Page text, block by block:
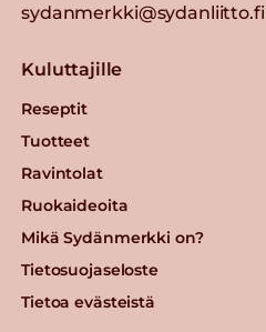
sydanmerkki@sydanliitto.fi
Kuluttajille
Reseptit
Tuotteet
Ravintolat
Ruokaideoita
Mikä Sydänmerkki on?
Tietosuojaseloste
Tietoa evästeistä